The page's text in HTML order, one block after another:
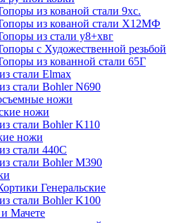
из кованой стали 9хс.
из кованой стали Х12МФ
из стали у8+хвг
с Художественной резьбой
из кованной стали 65Г
стали Elmax
стали Bohler N690
ножи
ножи
стали Bohler K110
ножи
стали 440С
стали Bohler M390
Генеральские
стали Bohler K100
Мачете